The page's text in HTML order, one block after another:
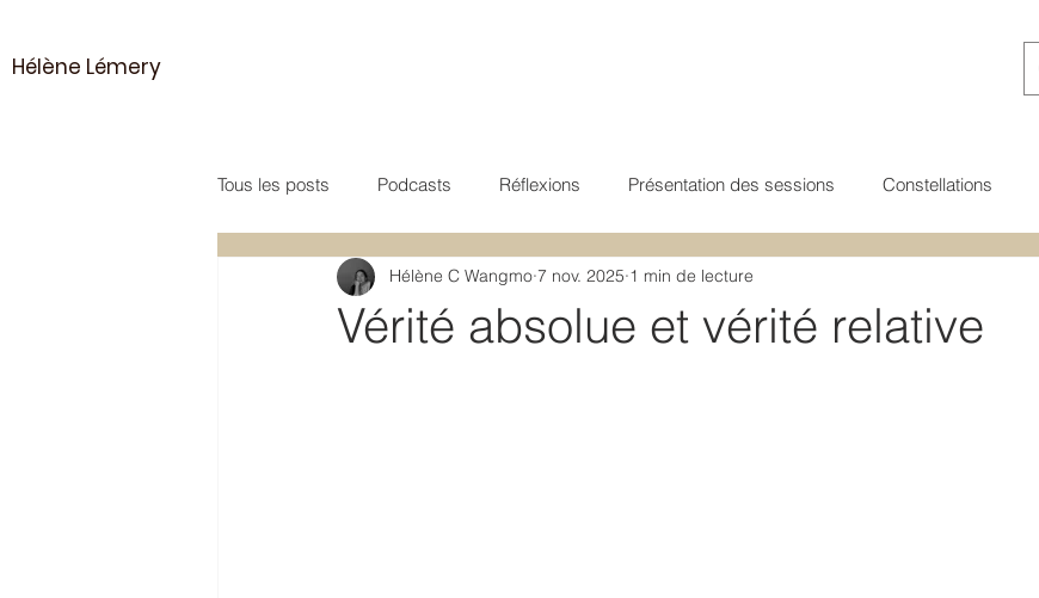
Hélène Lémery
Tous les posts Podcasts Réflexions Présentation des sessions Constellations
Poésie Méditations guidées Transgénérationnel
Vérité absolue et vérité relative
Hélène C Wangmo 7 nov. 2025 1 min de lecture